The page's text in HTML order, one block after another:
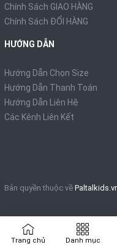
Chính Sách GIAO HÀNG
Chính Sách ĐỔI HÀNG
HƯỚNG DẪN
Hướng Dẫn Chọn Size
Hướng Dẫn Thanh Toán
Hướng Dẫn Liên Hệ
Các Kênh Liên Kết
Bản quyền thuộc về
Trang chủ Danh mục